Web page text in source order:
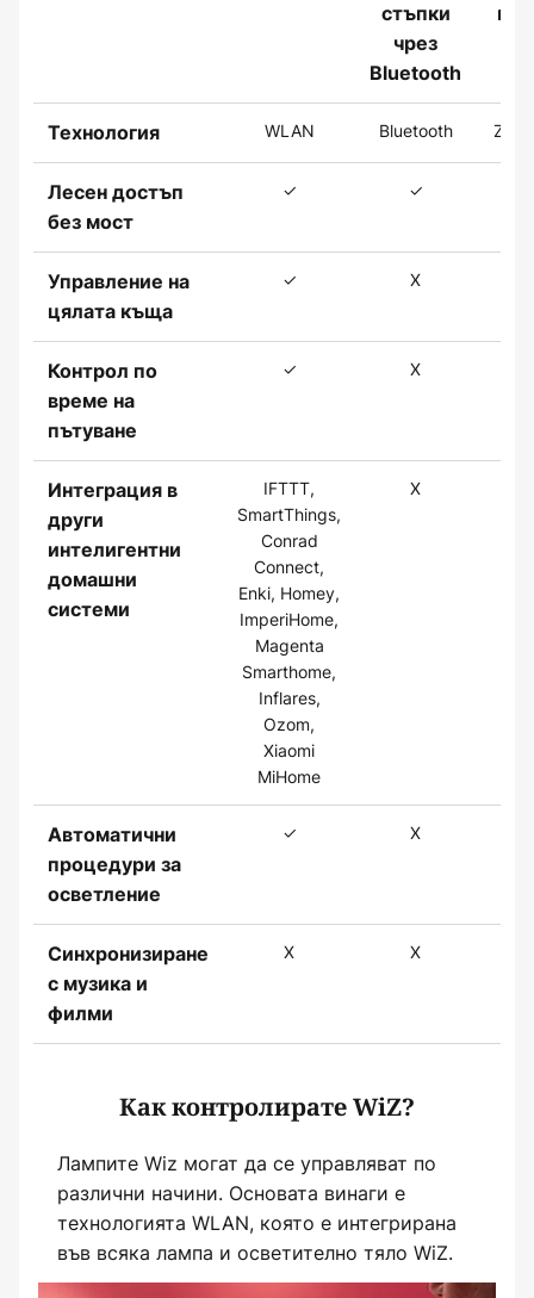
стъпки
чрез
Bluetooth
Технология WLAN Bluetooth
Лесен достъп
без мост
✓ ✓
Управление на
цялата къща
✓ X
Контрол по
време на
пътуване
✓ X
Интеграция в
други
интелигентни
домашни
системи
IFTTT,
SmartThings,
Conrad
Connect,
Enki, Homey,
ImperiHome,
Magenta
Smarthome,
Inflares,
Ozom,
Xiaomi
MiHome
X
Автоматични
процедури за
осветление
✓ X
Синхронизиране
с музика и
филми
X X
Как контролирате WiZ?
Лампите Wiz могат да се управляват по
различни начини. Основата винаги е
технологията WLAN, която е интегрирана
във всяка лампа и осветително тяло WiZ.